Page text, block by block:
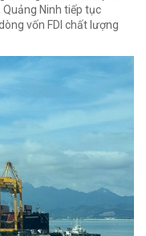
Ninh tiếp tục
vốn FDI chất lượng